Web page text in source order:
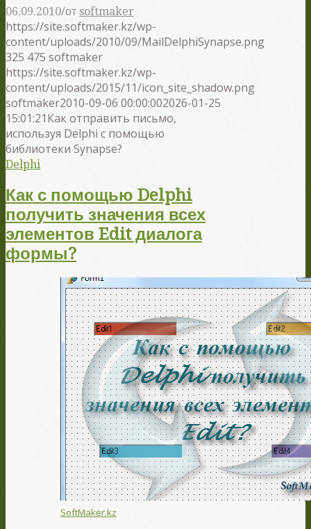
06.09.2010/от softmaker
https://site.softmaker.kz/wp-
content/uploads/2010/09/MailDelphiSynapse.png
325 475 softmaker
https://site.softmaker.kz/wp-
content/uploads/2015/11/icon_site_shadow.png
softmaker2010-09-06 00:00:002026-01-25
15:01:21Как отправить письмо,
используя Delphi с помощью
библиотеки Synapse?
Delphi
Как с помощью Delphi
получить значения всех
элементов Edit диалога
формы?
SoftMaker.kz